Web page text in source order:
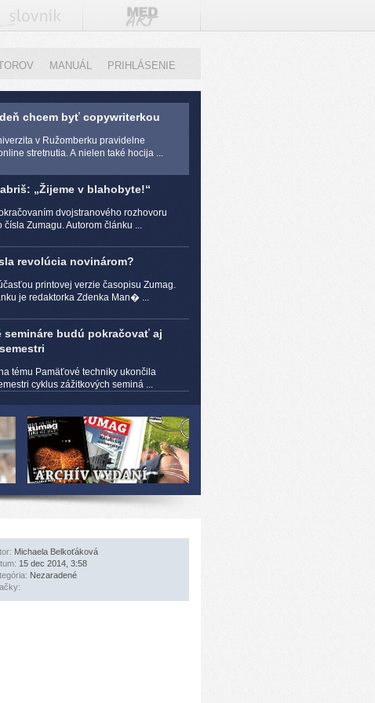
MANUÁL PRIHLÁSENIE
chcem byť copywriterkou
v Ružomberku pravidelne
stretnutia. A nielen také hocija ...
„Žijeme v blahobyte!“
dvojstranového rozhovoru
čísla Zumagu. Autorom článku ...
revolúcia novinárom?
printovej verzie časopisu Zumag.
je redaktorka Zdenka Man� ...
semináre budú pokračovať aj
tému Pamäťové techniky ukončila
cyklus zážitkových seminá ...
Michaela Belkoťáková
15 dec 2014, 3:58
Nezaradené